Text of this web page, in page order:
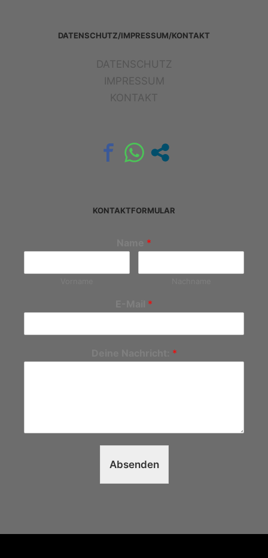
DATENSCHUTZ/IMPRESSUM/KONTAKT
DATENSCHUTZ
IMPRESSUM
KONTAKT
KONTAKTFORMULAR
*
*
*
Absenden